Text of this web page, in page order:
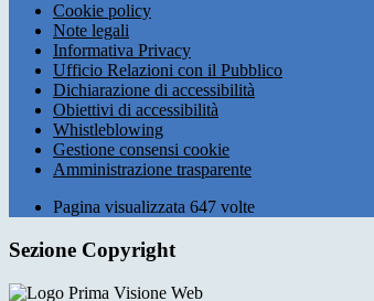
Cookie policy
Note legali
Informativa Privacy
Ufficio Relazioni con il Pubblico
Dichiarazione di accessibilità
Obiettivi di accessibilità
Whistleblowing
Gestione consensi cookie
Amministrazione trasparente
Pagina visualizzata 647 volte
Sezione Copyright